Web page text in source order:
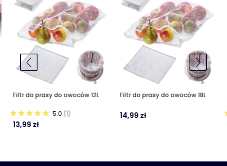
Filtr do prasy do owoców 12L
5.0 (1)
13,99 zł
Filtr do prasy do owoców 18L
14,99 zł